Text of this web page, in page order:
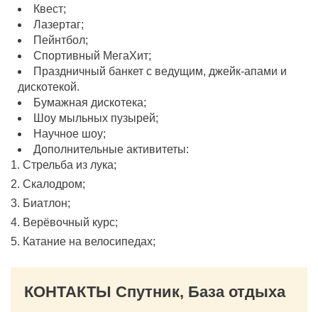
Квест;
Лазертаг;
Пейнтбол;
Спортивный МегаХит;
Праздничный банкет с ведущим, джейк-апами и
дискотекой.
Бумажная дискотека;
Шоу мыльных пузырей;
Научное шоу;
Дополнительные активитеты:
1. Стрельба из лука;
2. Скалодром;
3. Биатлон;
4. Верёвочный курс;
5. Катание на велосипедах;
КОНТАКТЫ Спутник, База отдыха